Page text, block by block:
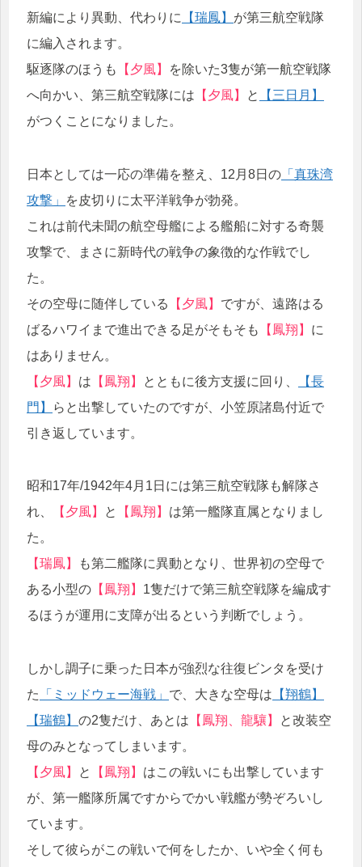
新編により異動、代わりに
【瑞鳳】 が第三航空戦隊
に編入されます。
駆逐隊のほうも
【夕風】
を除いた3隻が第一航空戦隊
へ向かい、第三航空戦隊には 【夕風】 と
【三日月】
がつくことになりました。
日本としては一応の準備を整え、12月8日の 「真珠湾
攻撃」
を皮切りに太平洋戦争が勃発。
これは前代未聞の航空母艦による艦船に対する奇襲
攻撃で、まさに新時代の戦争の象徴的な作戦でし
た。
その空母に随伴している
【夕風】 ですが、遠路はる
ばるハワイまで進出できる足がそもそも
【鳳翔】 に
はありません。
【夕風】 は 【鳳翔】 とともに後方支援に回り、
【長
門】
らと出撃していたのですが、小笠原諸島付近で
引き返しています。
昭和17年/1942年4月1日には第三航空戦隊も解隊さ
れ、
【夕風】 と 【鳳翔】 は第一艦隊直属となりまし
た。
【瑞鳳】
も第二艦隊に異動となり、世界初の空母で
ある小型の 【鳳翔】 1隻だけで第三航空戦隊を編成す
るほうが運用に支障が出るという判断でしょう。
しかし調子に乗った日本が強烈な往復ビンタを受け
た
「ミッドウェー海戦」 で、大きな空母は 【翔鶴】
【瑞鶴】 の2隻だけ、あとは 【鳳翔、龍驤】
と改装空
母のみとなってしまいます。
【夕風】
と 【鳳翔】 はこの戦いにも出撃しています
が、第一艦隊所属ですからでかい戦艦が勢ぞろいし
ています。
そして彼らがこの戦いで何をしたか、いや全く何も